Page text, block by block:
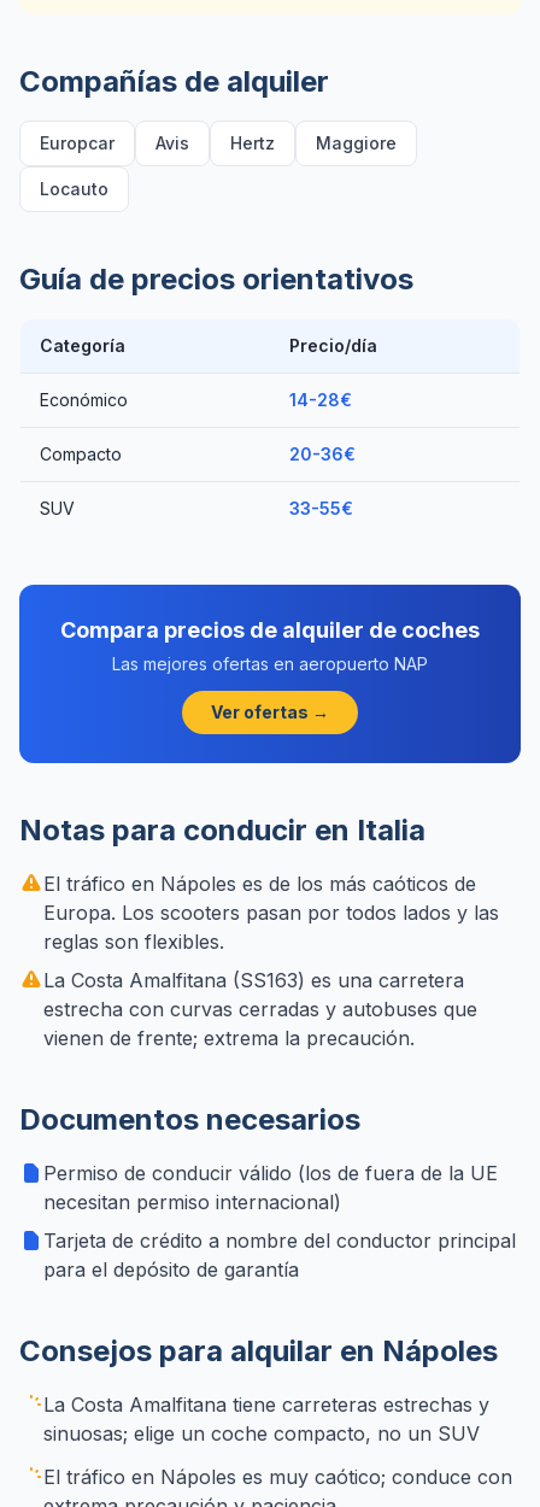
Compañías de alquiler
Europcar Avis Hertz Maggiore
Locauto
Guía de precios orientativos
Categoría Precio/día
Económico 14-28€
Compacto 20-36€
SUV 33-55€
Compara precios de alquiler de coches
Las mejores ofertas en aeropuerto NAP
Ver ofertas →
Notas para conducir en Italia
El tráfico en Nápoles es de los más caóticos de
Europa. Los scooters pasan por todos lados y las
reglas son flexibles.
La Costa Amalfitana (SS163) es una carretera
estrecha con curvas cerradas y autobuses que
vienen de frente; extrema la precaución.
Documentos necesarios
Permiso de conducir válido (los de fuera de la UE
necesitan permiso internacional)
Tarjeta de crédito a nombre del conductor principal
para el depósito de garantía
Consejos para alquilar en Nápoles
La Costa Amalfitana tiene carreteras estrechas y
sinuosas; elige un coche compacto, no un SUV
El tráfico en Nápoles es muy caótico; conduce con